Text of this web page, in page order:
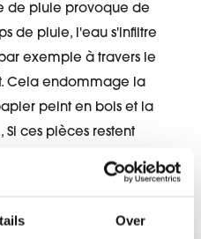
Over
de pluie provoque de
de pluie, l'eau s'infiltre
exemple à travers le
Cela endommage la
peint en bois et la
ces pièces restent
cas, cela provoque une
quand il s'agit d'eaux